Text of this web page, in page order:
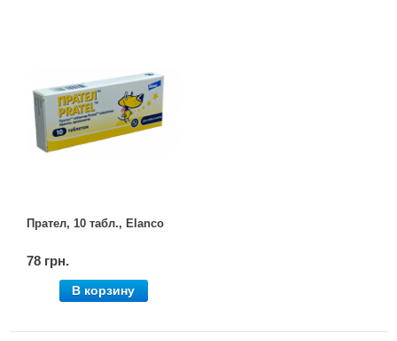
Прател, 10 табл., Elanco
78 грн.
В корзину